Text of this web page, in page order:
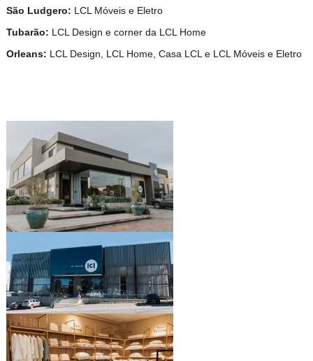
São Ludgero: LCL Móveis e Eletro
Tubarão: LCL Design e corner da LCL Home
Orleans: LCL Design, LCL Home, Casa LCL e LCL Móveis e Eletro